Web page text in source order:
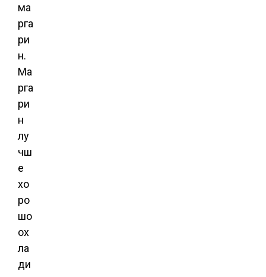
ма
рга
ри
н.
Ма
рга
ри
н
лу
чш
е
хо
ро
шо
ох
ла
ди